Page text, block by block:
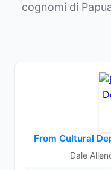
cognomi di
From Cultural
Dale